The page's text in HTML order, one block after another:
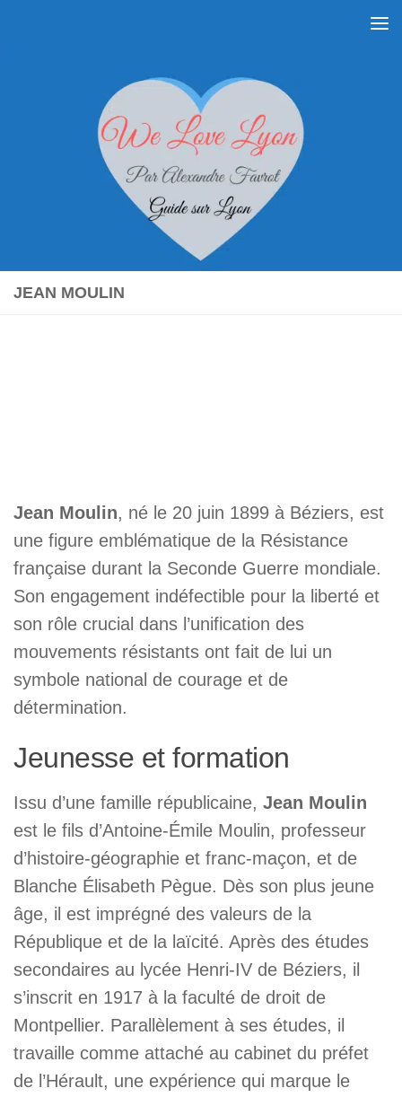
JEAN MOULIN
Jean Moulin, né le 20 juin 1899 à Béziers, est
une figure emblématique de la Résistance
française durant la Seconde Guerre mondiale.
Son engagement indéfectible pour la liberté et
son rôle crucial dans l’unification des
mouvements résistants ont fait de lui un
symbole national de courage et de
détermination.
Jeunesse et formation
Issu d’une famille républicaine, Jean Moulin
est le fils d’Antoine-Émile Moulin, professeur
d’histoire-géographie et franc-maçon, et de
Blanche Élisabeth Pègue. Dès son plus jeune
âge, il est imprégné des valeurs de la
République et de la laïcité. Après des études
secondaires au lycée Henri-IV de Béziers, il
s’inscrit en 1917 à la faculté de droit de
Montpellier. Parallèlement à ses études, il
travaille comme attaché au cabinet du préfet
de l’Hérault, une expérience qui marque le